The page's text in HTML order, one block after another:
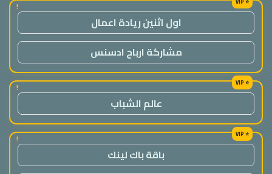
!
اول اثنين ريادة اعمال
مشاركة ارباح ادسنس
!
عالم الشباب
!
باقة باك لينك